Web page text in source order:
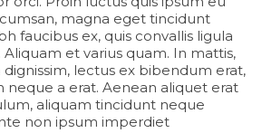
magna eget tincidunt
faucibus ex, quis convallis ligula
et varius quam. In mattis,
lectus ex bibendum erat,
neque a erat. Aenean aliquet erat
aliquam tincidunt neque
non ipsum imperdiet